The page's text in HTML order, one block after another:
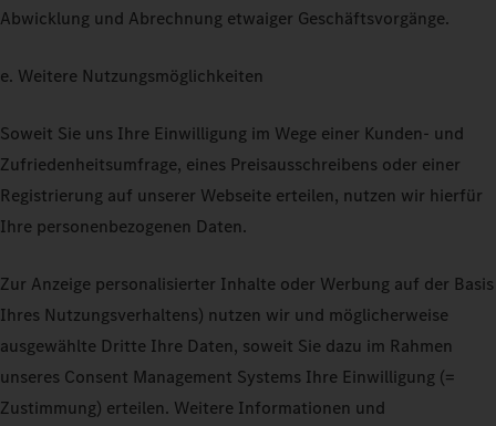
Abwicklung und Abrechnung etwaiger Geschäftsvorgänge.
e. Weitere Nutzungsmöglichkeiten
Soweit Sie uns Ihre Einwilligung im Wege einer Kunden- und
Zufriedenheitsumfrage, eines Preisausschreibens oder einer
Registrierung auf unserer Webseite erteilen, nutzen wir hierfür
Ihre personenbezogenen Daten.
Zur Anzeige personalisierter Inhalte oder Werbung auf der Basis
Ihres Nutzungsverhaltens) nutzen wir und möglicherweise
ausgewählte Dritte Ihre Daten, soweit Sie dazu im Rahmen
unseres Consent Management Systems Ihre Einwilligung (=
Zustimmung) erteilen. Weitere Informationen und